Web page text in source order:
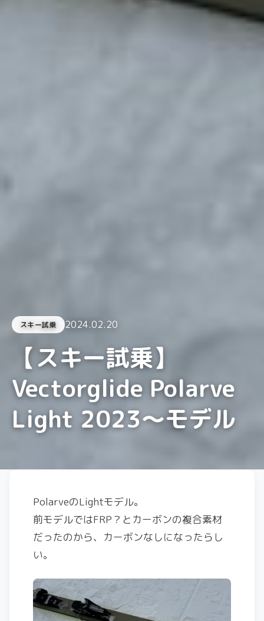
スキー試乗 2024.02.20
【スキー試乗】
Vectorglide Polarve
Light 2023〜モデル
PolarveのLightモデル。
前モデルではFRP？とカーボンの複合素材
だったのから、カーボンなしになったらし
い。